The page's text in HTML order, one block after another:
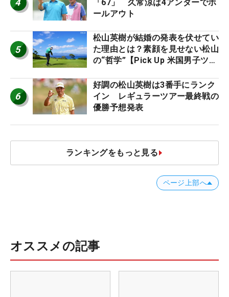
4
「67」 久常涼は4アンダーでホ
ールアウト
5
松山英樹が結婚の発表を伏せてい
た理由とは？素顔を見せない松山
の“哲学”【Pick Up 米国男子ツア
6
好調の松山英樹は3番手にランク
イン レギュラーツアー最終戦の
優勝予想発表
ランキングをもっと見る
ページ上部へ
オススメの記事